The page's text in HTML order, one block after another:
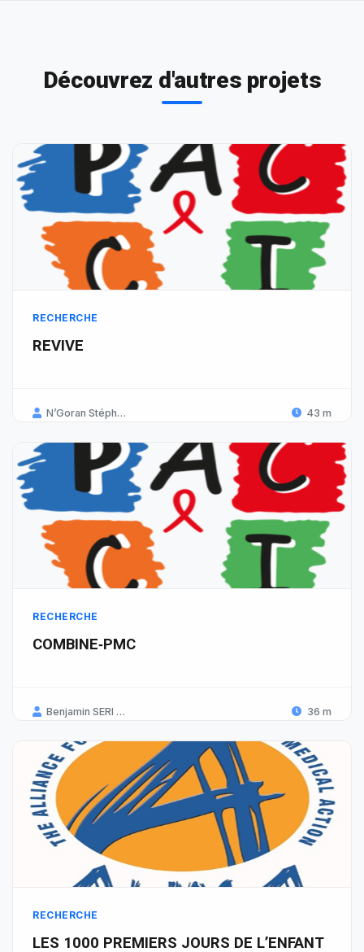
Découvrez d'autres projets
RECHERCHE
REVIVE
N’Goran Stéphane 43 m
RECHERCHE
COMBINE‑PMC
Benjamin SERI (Abidjan) / Rodion KONU (Togo) - Chef de projet international à identifier 36 m
RECHERCHE
LES 1000 PREMIERS JOURS DE L’ENFANT